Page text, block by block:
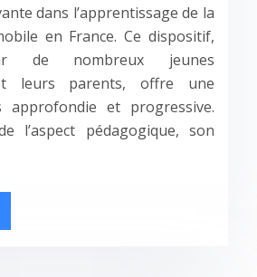
dans l’apprentissage de la
en France. Ce dispositif,
de nombreux jeunes
leurs parents, offre une
approfondie et progressive.
l’aspect pédagogique, son